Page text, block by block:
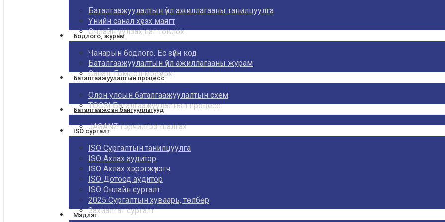
Баталгаажуулалтын үйл ажиллагааны танилцуулга
Үнийн санал хүсэх маягт
Онлайн уулзах цаг товлох
Бодлого, журам
Чанарын бодлого, Ёс зүйн код
Баталгаажуулалтын үйл ажиллагааны журам
Санал, Гомдол мэдүүлэх
Баталгаажуулалтын процесс
Олон улсын баталгаажуулалтын схем
TQCSI Баталгаажуулалтын процесс
Баталгаажсан байгууллагууд
JASANZ гэрчилгээ шалгах
ISO сургалт
ISO Сургалтын танилцуулга
ISO Ахлах аудитор
ISO Ахлах хэрэгжүүлэгч
ISO Дотоод аудитор
ISO Онлайн сургалт
2025 Сургалтын хуваарь, төлбөр
Захиалгат сургалт
Мэдлэг